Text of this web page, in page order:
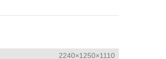
2240×1250×1110